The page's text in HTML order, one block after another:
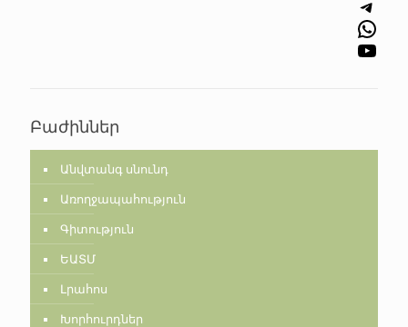
Telegram
WhatsApp
YouTube
Բաժիններ
Անվտանգ սնունդ
Առողջապահություն
Գիտություն
ԵԱՏՄ
Լրահոս
Խորհուրդներ